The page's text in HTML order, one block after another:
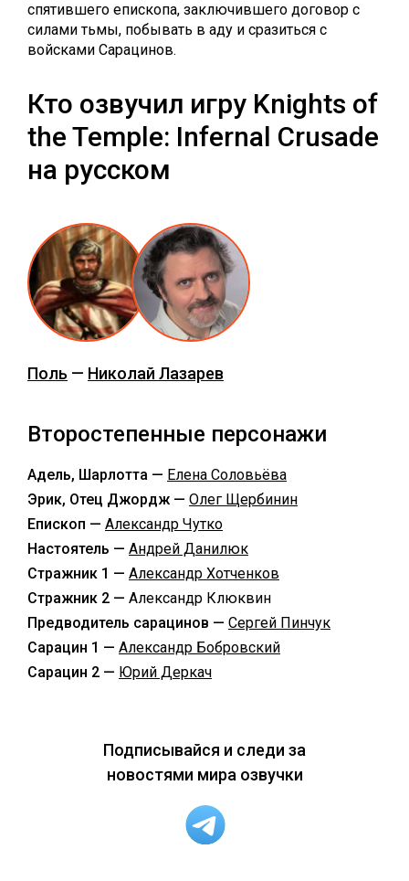
спятившего епископа, заключившего договор с
силами тьмы, побывать в аду и сразиться с
войсками Сарацинов.
Кто озвучил игру Knights of
the Temple: Infernal Crusade
на русском
Поль — Николай Лазарев
Второстепенные персонажи
Адель, Шарлотта — Елена Соловьёва
Эрик, Отец Джордж — Олег Щербинин
Епископ — Александр Чутко
Настоятель — Андрей Данилюк
Стражник 1 — Александр Хотченков
Стражник 2 — Александр Клюквин
Предводитель сарацинов — Сергей Пинчук
Сарацин 1 — Александр Бобровский
Сарацин 2 — Юрий Деркач
Подписывайся и следи за
новостями мира озвучки